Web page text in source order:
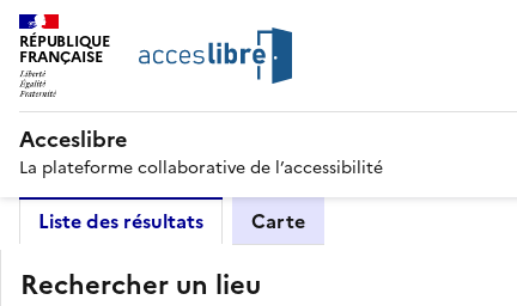
RÉPUBLIQUE
FRANÇAISE
Acceslibre
La plateforme collaborative de l’accessibilité
Liste des résultats Carte
Rechercher un lieu